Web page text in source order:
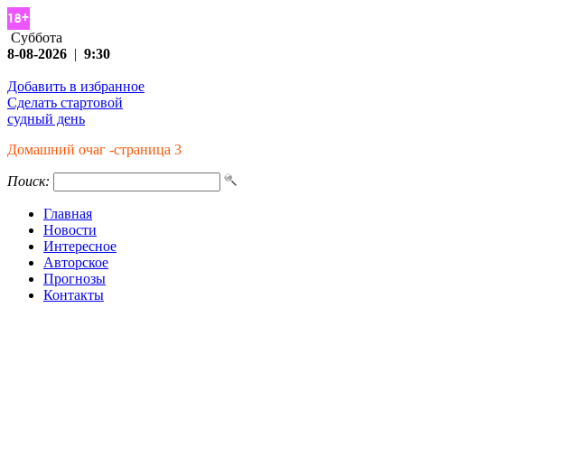
Суббота
8-08-2026 | 9:30
Добавить в избранное
Сделать стартовой
судный день
Домашний очаг -страница 3
Поиск:
Главная
Новости
Интересное
Авторское
Прогнозы
Контакты